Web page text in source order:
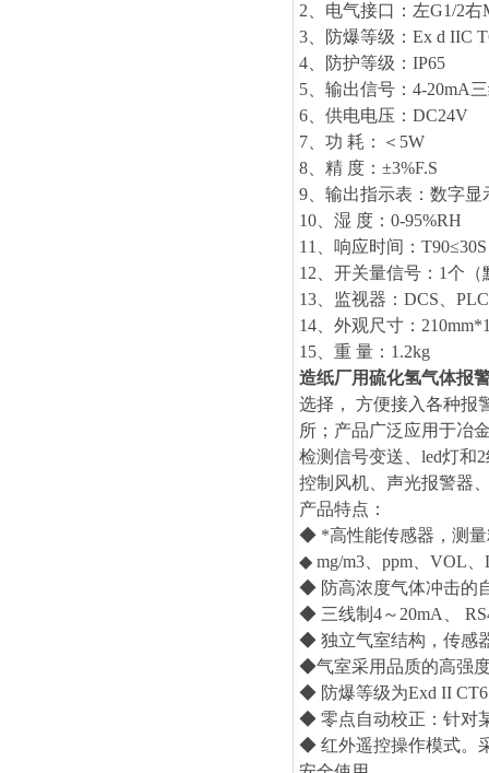
2、电气接口：左G1/2右
3、防爆等级：Ex d IIC
4、防护等级：IP65
5、输出信号：4-20mA
6、供电电压：DC24V
7、功 耗：＜5W
8、精 度：±3%F.S
9、输出指示表：数字显
10、湿 度：0-95%RH
11、响应时间：T90≤30S
12、开关量信号：1个
13、监视器：DCS、PLC
14、外观尺寸：
15、重 量：1.2kg
造纸厂用硫化氢气体报
选择， 方便接入各种报
所；产品广泛应用于冶
检测信号变送、led灯和
控制风机、声光报警器
产品特点：
◆ *高性能传感器，测量
◆ mg/m3、ppm、VOL
◆ 防高浓度气体冲击的
◆ 三线制4～20mA、
◆ 独立气室结构，传感
◆气室采用品质的高强
◆ 防爆等级为Exd II
◆ 零点自动校正：针对
◆ 红外遥控操作模式。